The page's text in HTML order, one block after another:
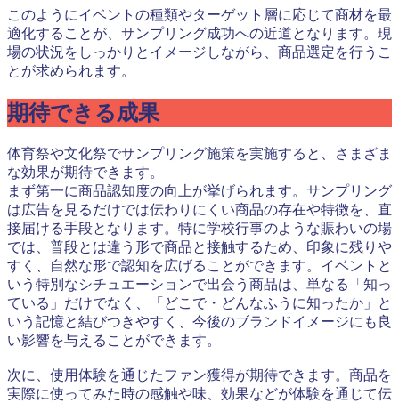
このようにイベントの種類やターゲット層に応じて商材を最
適化することが、サンプリング成功への近道となります。現
場の状況をしっかりとイメージしながら、商品選定を行うこ
とが求められます。
期待できる成果
体育祭や文化祭でサンプリング施策を実施すると、さまざま
な効果が期待できます。
まず第一に商品認知度の向上が挙げられます。サンプリング
は広告を見るだけでは伝わりにくい商品の存在や特徴を、直
接届ける手段となります。特に学校行事のような賑わいの場
では、普段とは違う形で商品と接触するため、印象に残りや
すく、自然な形で認知を広げることができます。イベントと
いう特別なシチュエーションで出会う商品は、単なる「知っ
ている」だけでなく、「どこで・どんなふうに知ったか」と
いう記憶と結びつきやすく、今後のブランドイメージにも良
い影響を与えることができます。
次に、使用体験を通じたファン獲得が期待できます。商品を
実際に使ってみた時の感触や味、効果などが体験を通じて伝